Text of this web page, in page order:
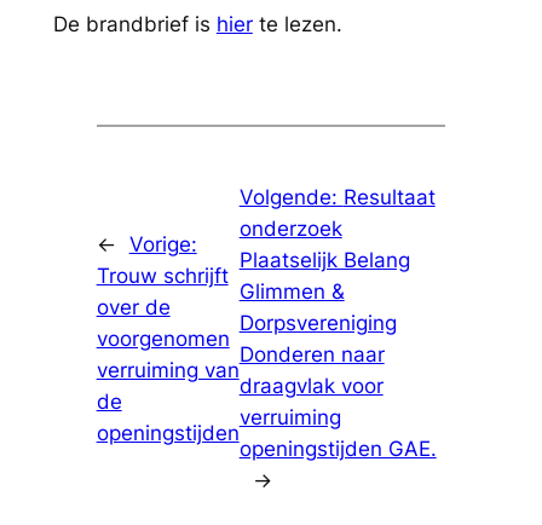
De brandbrief is hierte lezen.
← Vorige:
Trouw schrijft
over de
voorgenomen
verruiming van
de
openingstijden
Volgende: Resultaat
onderzoek
Plaatselijk Belang
Glimmen &
Dorpsvereniging
Donderen naar
draagvlak voor
verruiming
openingstijden GAE.
→